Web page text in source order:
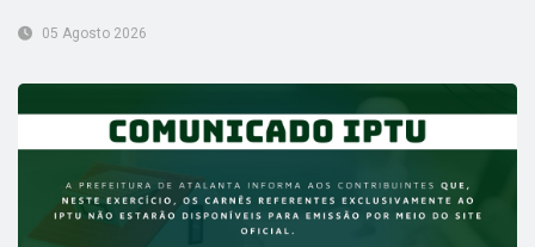
05 Agosto 2026